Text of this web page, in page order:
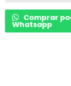
Comprar
Whatsapp